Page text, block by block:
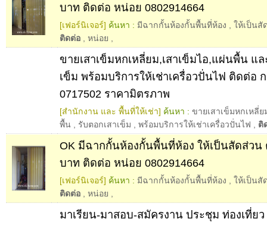
บาท ติดต่อ หน่อย 0802914664
[เฟอร์นิเจอร์] ค้นหา : มีฉากกั้นห้องกั้นพื้นที่ห้อง
ให้เป็นสั
ติดต่อ
หน่อย
ขายเสาเข็มหกเหลี่ยม,เสาเข็มไอ,แผ่นพื้น แล
เข็ม พร้อมบริการให้เช่าเครื่อวปั่นไฟ ติดต่อ
0717502 ราคามิตรภาพ
[สำนักงาน และ พื้นที่ให้เช่า] ค้นหา : ขายเสาเข็มหกเหลี่ย
พื้น
รับตอกเสาเข็ม พร้อมบริการให้เช่าเครื่อวปั่นไฟ ติ
OK มีฉากกั้นห้องกั้นพื้นที่ห้อง ให้เป็นสัดส่วน
บาท ติดต่อ หน่อย 0802914664
[เฟอร์นิเจอร์] ค้นหา : มีฉากกั้นห้องกั้นพื้นที่ห้อง
ให้เป็นสั
ติดต่อ
หน่อย
มาเรียน-มาสอบ-สมัครงาน ประชุม ท่องเที่ยว